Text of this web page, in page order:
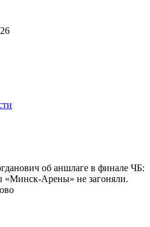
об аншлаге в финале ЧБ:
«Минск-Арены» не загоняли.